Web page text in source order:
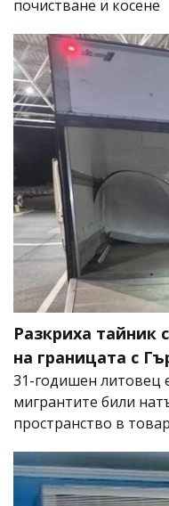
почистване и косене
Разкриха тайник
на границата с
31-годишен литовец
мигрантите били
пространство в